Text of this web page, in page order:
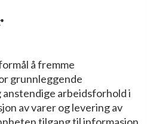
å fremme
grunnleggende
arbeidsforhold i
av varer og levering av